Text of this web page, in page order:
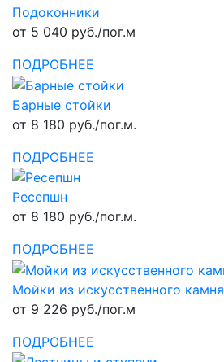
Подоконники
от 5 040 руб./пог.м
ПОДРОБНЕЕ
Барные стойки
от 8 180 руб./пог.м.
ПОДРОБНЕЕ
Ресепшн
от 8 180 руб./пог.м.
ПОДРОБНЕЕ
Мойки из искусственного камня
от 9 226 руб./пог.м
ПОДРОБНЕЕ